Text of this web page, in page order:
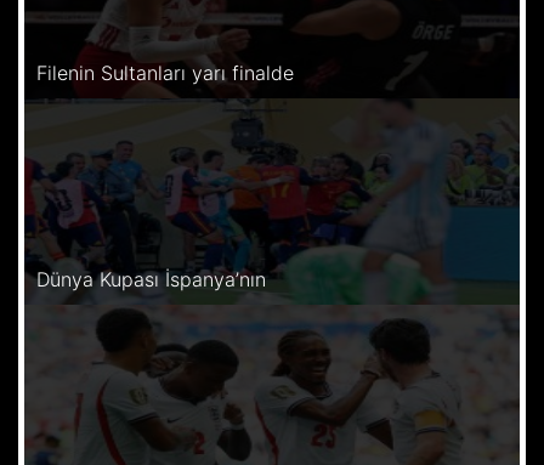
Filenin Sultanları yarı finalde
Dünya Kupası İspanya’nın